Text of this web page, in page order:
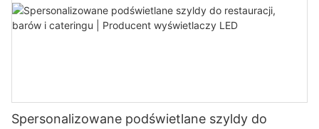
Spersonalizowane podświetlane szyldy do